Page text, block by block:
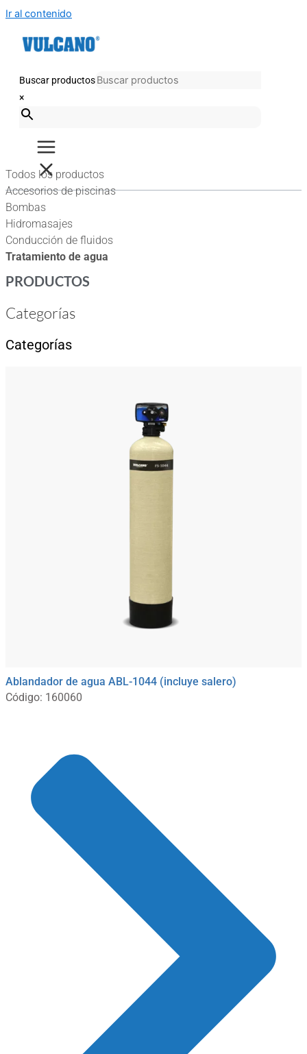
Ir al contenido
Buscar productos
×
Todos los productos
Accesorios de piscinas
Bombas
Hidromasajes
Conducción de fluidos
Tratamiento de agua
PRODUCTOS
Categorías
Categorías
Ablandador de agua ABL-1044 (incluye salero)
Código: 160060